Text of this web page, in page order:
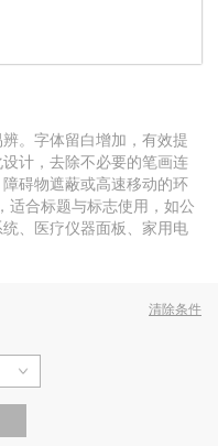
。字体留白增加，有效提
计，去除不必要的笔画连
碍物遮蔽或高速移动的环
适合标题与标志使用，如公
、医疗仪器面板、家用电
清除条件